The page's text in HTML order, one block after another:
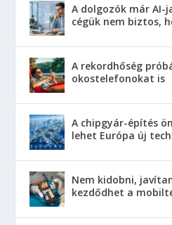
A dolgozók már AI-
cégük nem biztos,
A rekordhőség
okostelefonokat is
A chipgyár-építés
lehet Európa új
Nem kidobni,
kezdődhet a